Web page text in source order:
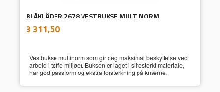
BLÅKLÄDER 2678 VESTBUKSE MULTINORM
Pris
3 311,50mva.
Vestbukse multinorm som gir deg maksimal beskyttelse ved
arbeid i tøffe miljøer. Buksen er laget i slitesterkt materiale,
har god passform og ekstra forsterkning på knærne.